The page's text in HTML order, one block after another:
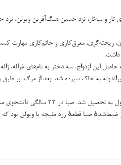
تار و سه‌تار، نزد حسین هنگ‌آفرین ویولن،
ریخته‌گری، معرق‌کاری و خاتم‌کاری مهارت
داشت.
که حاصل این ازدواج، سه دختر به نام‌های غزاله،
سن ۵۵ سالگی درگذشت و در قبرستان ظهیرالدوله به خاک سپرده شد. بعد از مرگ،
ابوالحسن صبا در سال ۱۳۰۲ در مدرسهٔ عالی موسیقی که توسط علی‌نقی وزیری بنیان گذاشته شده بود، مشغول به تحصیل
ضبط‌شدهٔ صبا قطعهٔ زرد ملیجه با ویولن بود که